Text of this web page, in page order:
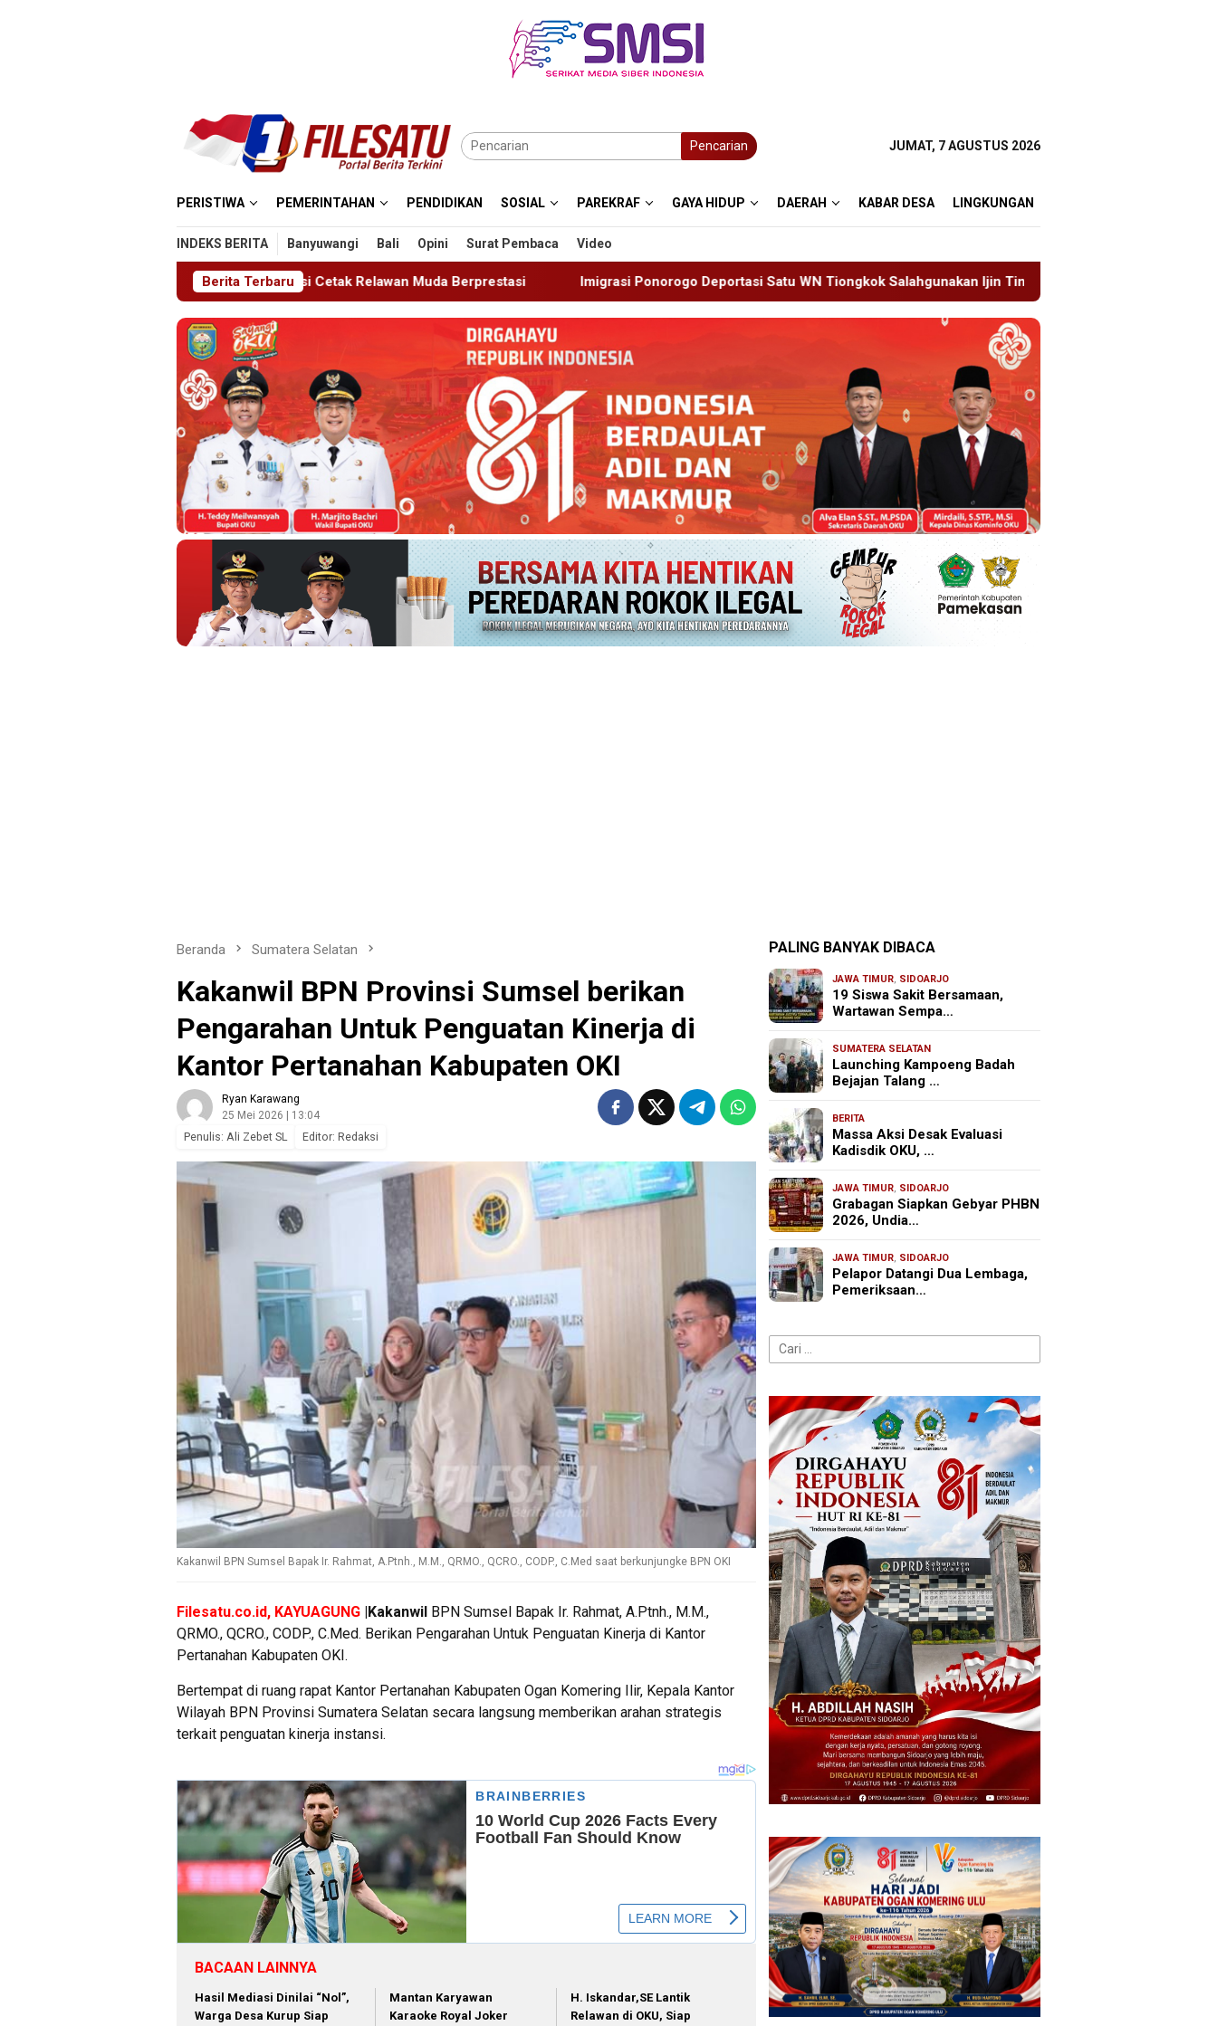
Pencarian JUMAT, 7 AGUSTUS 2026
PERISTIWA PEMERINTAHAN PENDIDIKAN SOSIAL PAREKRAF GAYA HIDUP DAERAH KABAR DESA LINGKUNGAN
INDEKS BERITA Banyuwangi Bali Opini Surat Pembaca Video
Berita Terbaru
Ajang Bergengsi Cetak Relawan Muda Berprestasi Imigrasi Ponorogo Deportasi Satu WN Tiongkok Salahgunakan Ijin Tinggal 19 Siswa Sakit Bersamaan, Wartawan
Beranda Sumatera Selatan
Kakanwil BPN Provinsi Sumsel berikan
Pengarahan Untuk Penguatan Kinerja di
Kantor Pertanahan Kabupaten OKI
Ryan Karawang
25 Mei 2026 | 13:04
Penulis: Ali Zebet SL Editor: Redaksi
Kakanwil BPN Sumsel Bapak Ir. Rahmat, A.Ptnh., M.M., QRMO., QCRO., CODP., C.Med saat berkunjungke BPN OKI
Filesatu.co.id, KAYUAGUNG |Kakanwil BPN Sumsel Bapak Ir. Rahmat, A.Ptnh., M.M.,
QRMO., QCRO., CODP., C.Med. Berikan Pengarahan Untuk Penguatan Kinerja di Kantor
Pertanahan Kabupaten OKI.
​Bertempat di ruang rapat Kantor Pertanahan Kabupaten Ogan Komering Ilir, Kepala Kantor
Wilayah BPN Provinsi Sumatera Selatan secara langsung memberikan arahan strategis
terkait penguatan kinerja instansi.
BACAAN LAINNYA
Hasil Mediasi Dinilai “Nol”,
Warga Desa Kurup Siap
Mantan Karyawan
Karaoke Royal Joker
H. Iskandar,SE Lantik
Relawan di OKU, Siap
PALING BANYAK DIBACA
JAWA TIMUR, SIDOARJO
19 Siswa Sakit Bersamaan,
Wartawan Sempa…
SUMATERA SELATAN
Launching Kampoeng Badah
Bejajan Talang …
BERITA
Massa Aksi Desak Evaluasi
Kadisdik OKU, …
JAWA TIMUR, SIDOARJO
Grabagan Siapkan Gebyar PHBN
2026, Undia…
JAWA TIMUR, SIDOARJO
Pelapor Datangi Dua Lembaga,
Pemeriksaan…
Cari
untuk: